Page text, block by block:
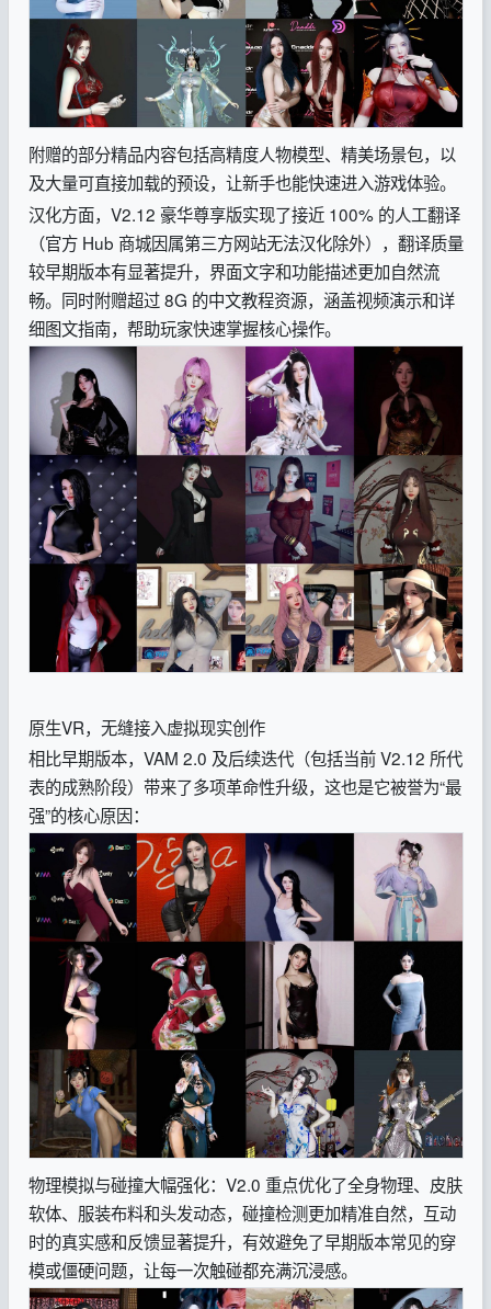
附赠的部分精品内容包括高精度人物模型、精美场景包，以
及大量可直接加载的预设，让新手也能快速进入游戏体验。
汉化方面，V2.12 豪华尊享版实现了接近 100% 的人工翻译
（官方 Hub 商城因属第三方网站无法汉化除外），翻译质量
较早期版本有显著提升，界面文字和功能描述更加自然流
畅。同时附赠超过 8G 的中文教程资源，涵盖视频演示和详
细图文指南，帮助玩家快速掌握核心操作。
原生VR，无缝接入虚拟现实创作
相比早期版本，VAM 2.0 及后续迭代（包括当前 V2.12 所代
表的成熟阶段）带来了多项革命性升级，这也是它被誉为“最
强”的核心原因：
物理模拟与碰撞大幅强化：V2.0 重点优化了全身物理、皮肤
软体、服装布料和头发动态，碰撞检测更加精准自然，互动
时的真实感和反馈显著提升，有效避免了早期版本常见的穿
模或僵硬问题，让每一次触碰都充满沉浸感。